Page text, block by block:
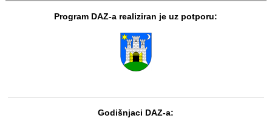
Program DAZ-a realiziran je uz potporu:
Godišnjaci DAZ-a: